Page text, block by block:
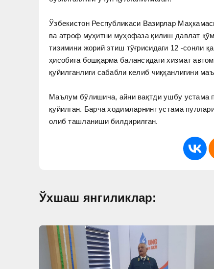
Ўзбекистон Республикаси Вазирлар
ва атроф муҳитни муҳофаза қилиш давлат
тизимини жорий этиш тўғрисидаги 12 -сонли
ҳисобига бошқарма балансидаги хизмат
қуйилганлиги сабабли келиб чиққанлигини
Маълум бўлишича, айни вақтди ушбу устама
қуйилган. Барча ходимларнинг устама
олиб ташланиши билдирилган.
Ўхшаш янгиликлар: